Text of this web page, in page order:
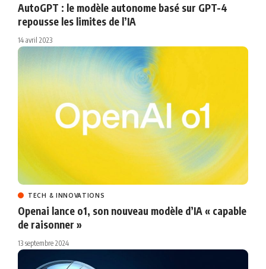
AutoGPT : le modèle autonome basé sur GPT-4
repousse les limites de l’IA
14 avril 2023
TECH & INNOVATIONS
Openai lance o1, son nouveau modèle d’IA « capable
de raisonner »
13 septembre 2024